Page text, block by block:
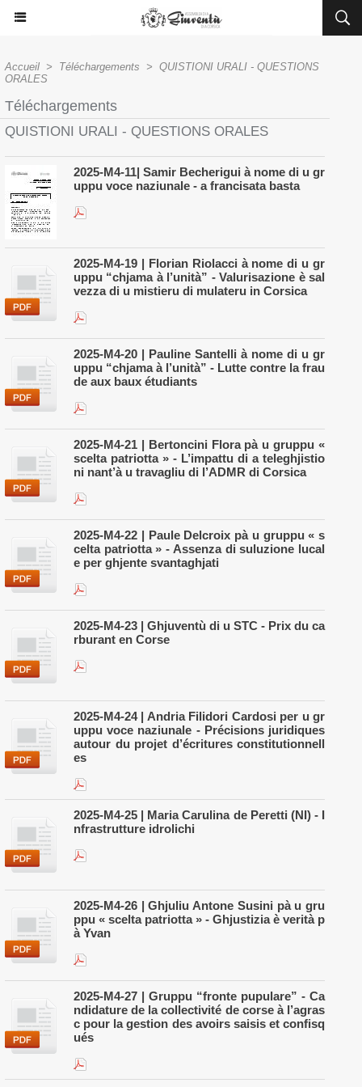
Accueil > Téléchargements > QUISTIONI URALI - QUESTIONS
ORALES
Téléchargements
QUISTIONI URALI - QUESTIONS ORALES
2025-M4-11| Samir Becherigui à nome di u gr
uppu voce naziunale - a francisata basta
2025-M4-19 | Florian Riolacci à nome di u gr
uppu “chjama à l’unità” - Valurisazione è sal
vezza di u mistieru di mulateru in Corsica
2025-M4-20 | Pauline Santelli à nome di u gr
uppu “chjama à l’unità” - Lutte contre la frau
de aux baux étudiants
2025-M4-21 | Bertoncini Flora pà u gruppu «
scelta patriotta » - L’impattu di a teleghjistio
ni nant’à u travagliu di l’ADMR di Corsica
2025-M4-22 | Paule Delcroix pà u gruppu « s
celta patriotta » - Assenza di suluzione lucal
e per ghjente svantaghjati
2025-M4-23 | Ghjuventù di u STC - Prix du ca
rburant en Corse
2025-M4-24 | Andria Filidori Cardosi per u gr
uppu voce naziunale - Précisions juridiques
autour du projet d’écritures constitutionnell
es
2025-M4-25 | Maria Carulina de Peretti (NI) - I
nfrastrutture idrolichi
2025-M4-26 | Ghjuliu Antone Susini pà u gru
ppu « scelta patriotta » - Ghjustizia è verità p
à Yvan
2025-M4-27 | Gruppu “fronte pupulare” - Ca
ndidature de la collectivité de corse à l’agras
c pour la gestion des avoirs saisis et confisq
ués